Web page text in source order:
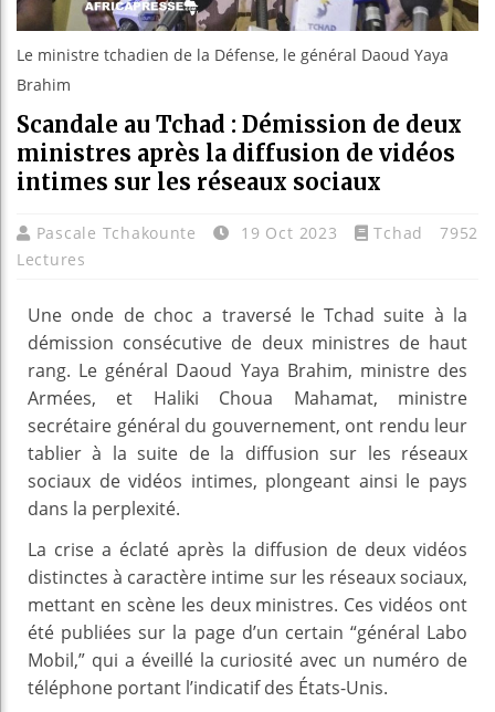
Le ministre tchadien de la Défense, le général Daoud Yaya
Brahim
Scandale au Tchad : Démission de deux
ministres après la diffusion de vidéos
intimes sur les réseaux sociaux
Pascale Tchakounte 19 Oct 2023 Tchad
7952
Lectures
Une onde de choc a traversé le Tchad suite à la
démission consécutive de deux ministres de haut
rang. Le général Daoud Yaya Brahim, ministre des
Armées, et Haliki Choua Mahamat, ministre
secrétaire général du gouvernement, ont rendu leur
tablier à la suite de la diffusion sur les réseaux
sociaux de vidéos intimes, plongeant ainsi le pays
dans la perplexité.
La crise a éclaté après la diffusion de deux vidéos
distinctes à caractère intime sur les réseaux sociaux,
mettant en scène les deux ministres. Ces vidéos ont
été publiées sur la page d’un certain “général Labo
Mobil,” qui a éveillé la curiosité avec un numéro de
téléphone portant l’indicatif des États-Unis.